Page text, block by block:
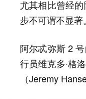
尤其相比曾经
步不可谓不显著。
阿尔忒弥斯 2
行员维克多·格
（Jeremy